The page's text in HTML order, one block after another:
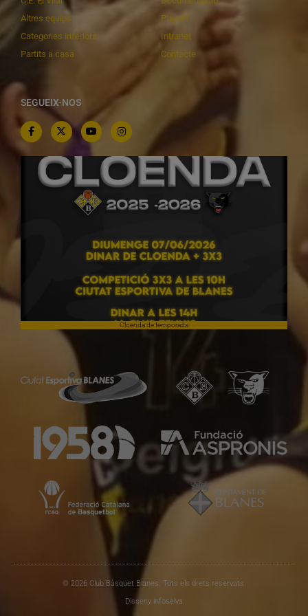
Altres equips
Categories inferiors
Partits a casa
Playoff
Intranet
Contacte
SEGUEIX-NOS
Cloenda de temporada
© 2026 Club Bàsquet Blanes. Tots els drets reservats.
Disseny infoselva